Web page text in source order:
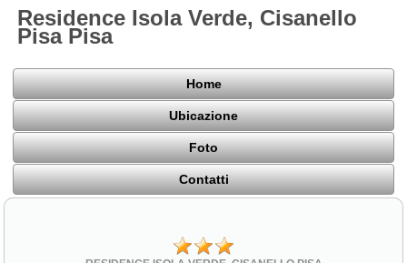
Residence Isola Verde, Cisanello
Pisa Pisa
Home
Ubicazione
Foto
Contatti